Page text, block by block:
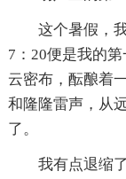
这个暑假，
7：20便是我的
云密布，酝酿着
和隆隆雷声，从
了。
我有点退缩